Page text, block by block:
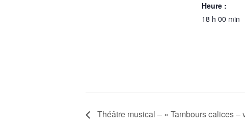
Heure :
18 h 00 min
Théâtre musical – « Tambours calices –